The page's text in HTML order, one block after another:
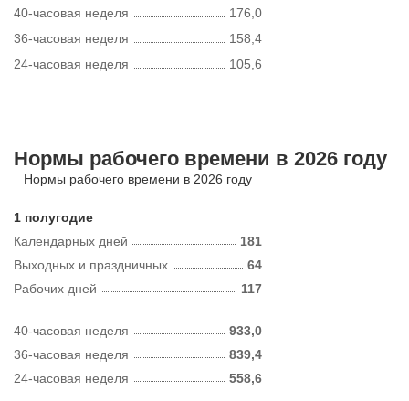
40-часовая неделя
176,0
36-часовая неделя
158,4
24-часовая неделя
105,6
Нормы рабочего времени в 2026 году
Нормы рабочего времени в 2026 году
1 полугодие
Календарных дней
181
Рабочих дней 117
Выходных и праздничных 64
40-часовая неделя
933,0
36-часовая неделя
839,4
24-часовая неделя
558,6